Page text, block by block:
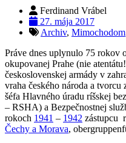
Ferdinand Vrábel
27. mája 2017
Archiv, Mimochodom
Práve dnes uplynulo 75 rokov
okupovanej Prahe (nie
československej armády v
vraha českého národa a
šéfa Hlavného úradu ríšskej
– RSHA) a Bezpečnostnej
rokoch 1941 – 1942 zástupcu
Čechy a Morava,